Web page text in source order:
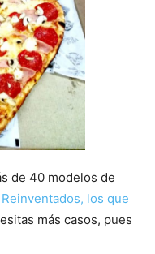
de 40 modelos de
los que
más casos, pues